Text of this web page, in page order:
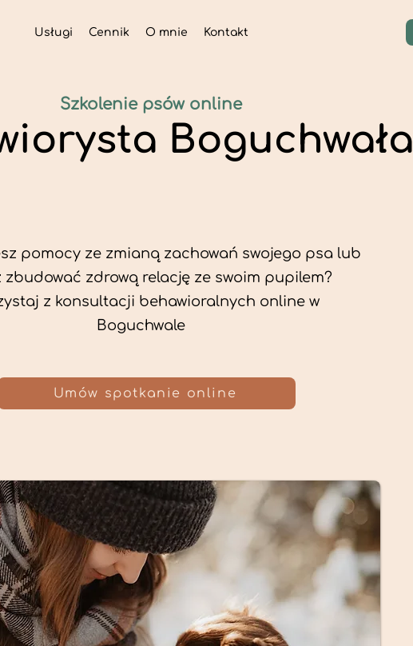
Usługi Cennik O mnie Kontakt
Boguchwała
pomocy ze zmianą zachowań swojego psa lub
zbudować zdrową relację ze swoim pupilem?
z konsultacji behawioralnych online w
Boguchwale
Szkolenie psów online
Umów spotkanie online